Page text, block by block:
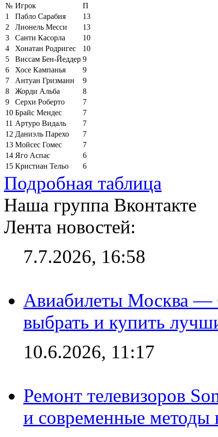
№ Игрок
П
1
Пабло Сарабия
13
2
Лионель Месси
13
3
Санти Касорла
10
4
Хонатан Родригес
10
5
Виссам Бен-Йеддер 9
6
Хосе Кампанья
9
7
Антуан Гризманн
9
8
Жорди Альба
8
9
Серхи Роберто
7
10 Брайс Мендес
7
11 Артуро Видаль
7
12 Даниэль Парехо
7
13 Мойсес Гомес
7
14 Яго Аспас
6
15 Кристиан Тельо 6
Подробная таблица
Наша группа Вконтакте
Лента новостей:
7.7.2026, 16:58
Авиабилеты Москва —
выбрать и купить
10.6.2026, 11:17
Ремонт телевизоров
и современные методы